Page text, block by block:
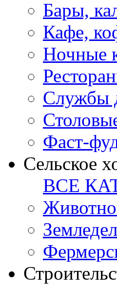
Бары,
Кафе,
Ночные
Службы
Фаст-
Сельское
ВСЕ